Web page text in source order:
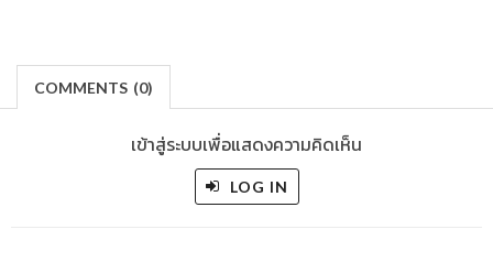
COMMENTS (0)
เข้าสู่ระบบเพื่อแสดงความคิดเห็น
LOG IN